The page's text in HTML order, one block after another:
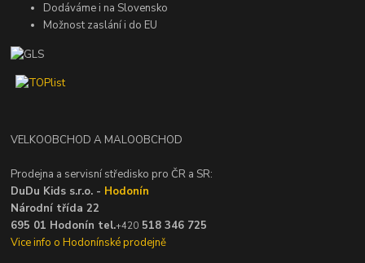
Dodáváme i na Slovensko
Možnost zaslání i do EU
VELKOOBCHOD A MALOOBCHOD
Prodejna a servisní středisko pro ČR a SR:
DuDu Kids s.r.o. - Hodonín
Národní třída 22
695 01 Hodonín tel.+420 518 346 725
Vice info o Hodonínské prodejně